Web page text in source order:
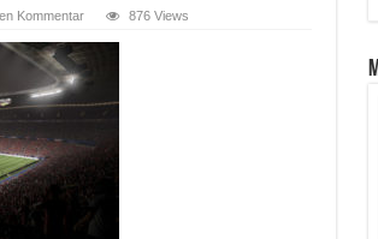
Kommentar 876 Views